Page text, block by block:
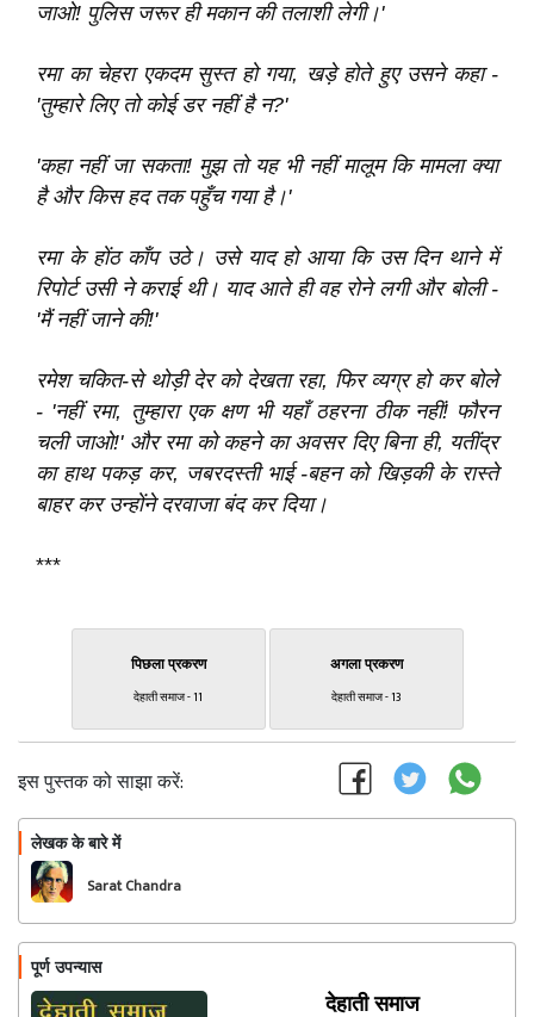
जाओ! पुलिस जरूर ही मकान की तलाशी लेगी।'
रमा का चेहरा एकदम सुस्त हो गया, खड़े होते हुए उसने कहा -
'तुम्हारे लिए तो कोई डर नहीं है न?'
'कहा नहीं जा सकता! मुझ तो यह भी नहीं मालूम कि मामला क्या
है और किस हद तक पहुँच गया है।'
रमा के होंठ काँप उठे। उसे याद हो आया कि उस दिन थाने में
रिपोर्ट उसी ने कराई थी। याद आते ही वह रोने लगी और बोली -
'मैं नहीं जाने की!'
रमेश चकित-से थोड़ी देर को देखता रहा, फिर व्यग्र हो कर बोले
- 'नहीं रमा, तुम्हारा एक क्षण भी यहाँ ठहरना ठीक नहीं! फौरन
चली जाओ!' और रमा को कहने का अवसर दिए बिना ही, यतींद्र
का हाथ पकड़ कर, जबरदस्ती भाई -बहन को खिड़की के रास्ते
बाहर कर उन्होंने दरवाजा बंद कर दिया।
***
पिछला प्रकरण
देहाती समाज - 11
अगला प्रकरण
देहाती समाज - 13
इस पुस्तक को साझा करें:
लेखक के बारे में
Sarat Chandra
Chattopadhyay
पूर्ण उपन्यास
देहाती समाज